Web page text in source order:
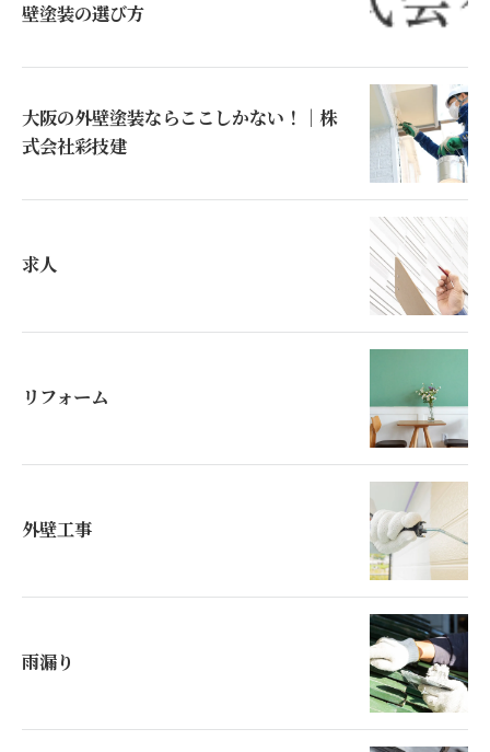
壁塗装の選び方
大阪の外壁塗装ならここしかない！｜株
式会社彩技建
求人
リフォーム
外壁工事
雨漏り